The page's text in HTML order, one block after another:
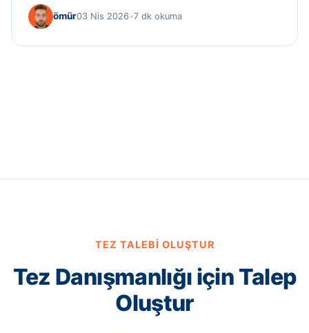
ömür03 Nis 2026 •7 dk okuma
TEZ TALEBI OLUŞTUR
Tez Danışmanlığı için Talep
Oluştur